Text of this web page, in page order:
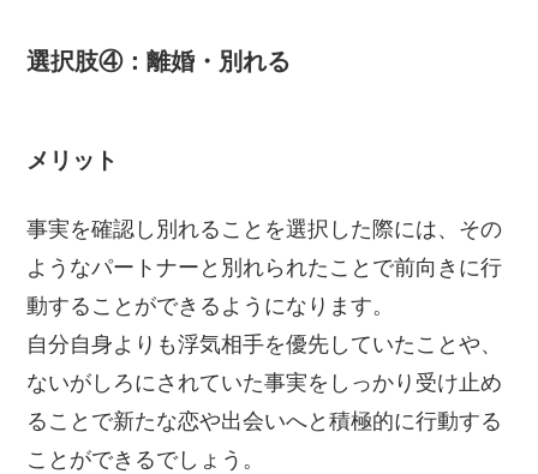
選択肢④：離婚・別れる
メリット
事実を確認し別れることを選択した際には、その
ようなパートナーと別れられたことで前向きに行
動することができるようになります。
自分自身よりも浮気相手を優先していたことや、
ないがしろにされていた事実をしっかり受け止め
ることで新たな恋や出会いへと積極的に行動する
ことができるでしょう。